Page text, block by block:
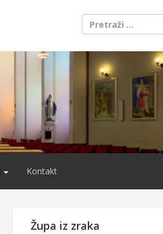
Kontakt
Župa iz zraka